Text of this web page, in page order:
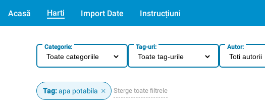
Acasă Harti Import Date Instrucțiuni
Categorie: Tag-uri: Autor:
Tag:apa potabila × Sterge toate filtrele